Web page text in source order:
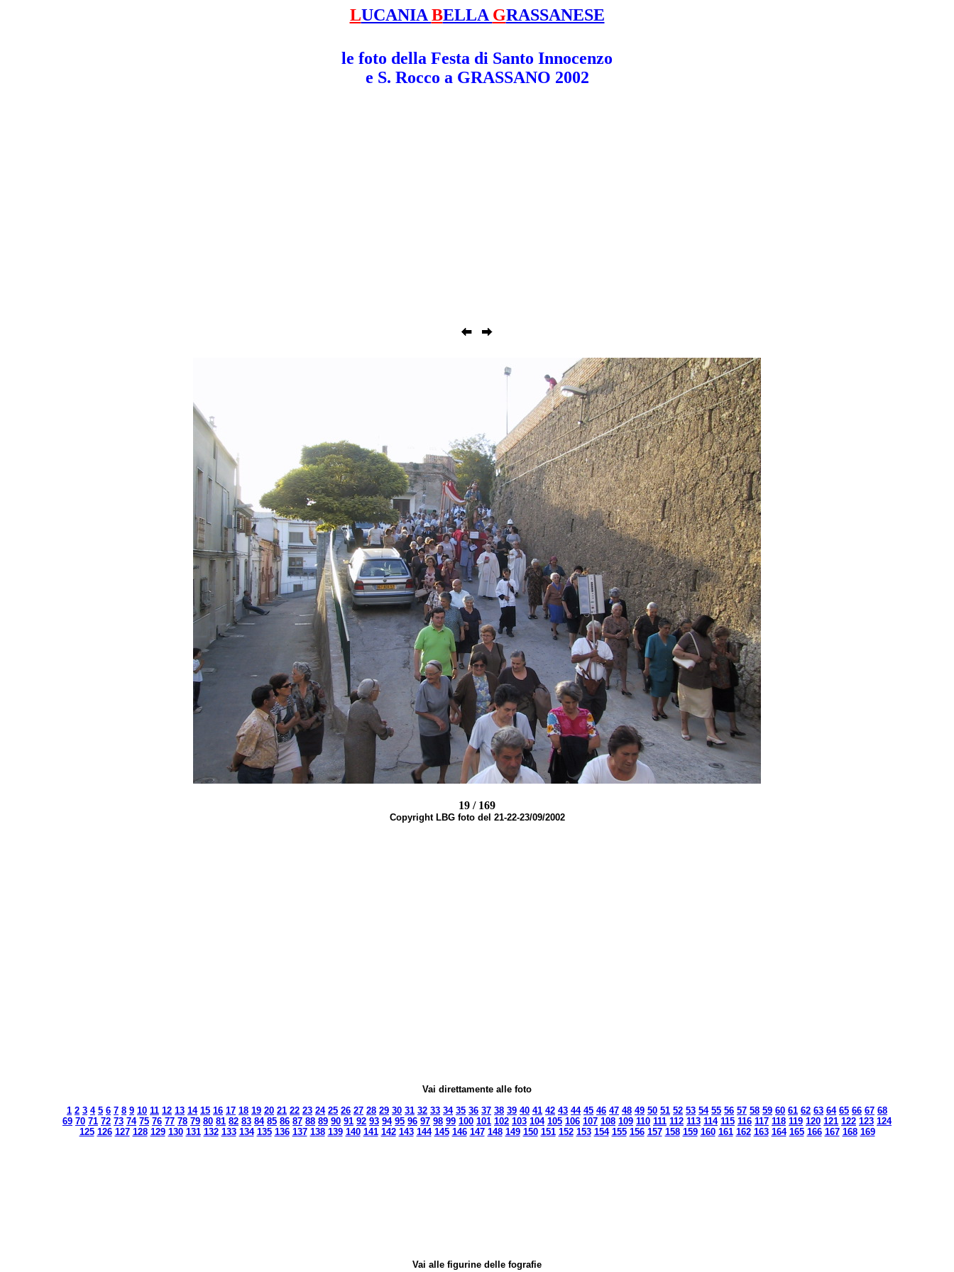
LUCANIA BELLA GRASSANESE
le foto della Festa di Santo Innocenzo
e S. Rocco a GRASSANO 2002
19 / 169
Copyright LBG foto del 21-22-23/09/2002
Vai direttamente alle foto
1 2 3 4 5 6 7 8 9 10 11 12 13 14 15 16 17 18 19 20 21 22 23 24 25 26 27 28 29 30 31 32 33 34 35 36 37 38 39 40 41 42 43 44 45 46 47 48 49 50 51 52 53 54 55 56 57 58 59 60 61 62 63 64 65 66 67 68
69 70 71 72 73 74 75 76 77 78 79 80 81 82 83 84 85 86 87 88 89 90 91 92 93 94 95 96 97 98 99 100 101 102 103 104 105 106 107 108 109 110 111 112 113 114 115 116 117 118 119 120 121 122 123 124
125 126 127 128 129 130 131 132 133 134 135 136 137 138 139 140 141 142 143 144 145 146 147 148 149 150 151 152 153 154 155 156 157 158 159 160 161 162 163 164 165 166 167 168 169
Vai alle figurine delle fografie